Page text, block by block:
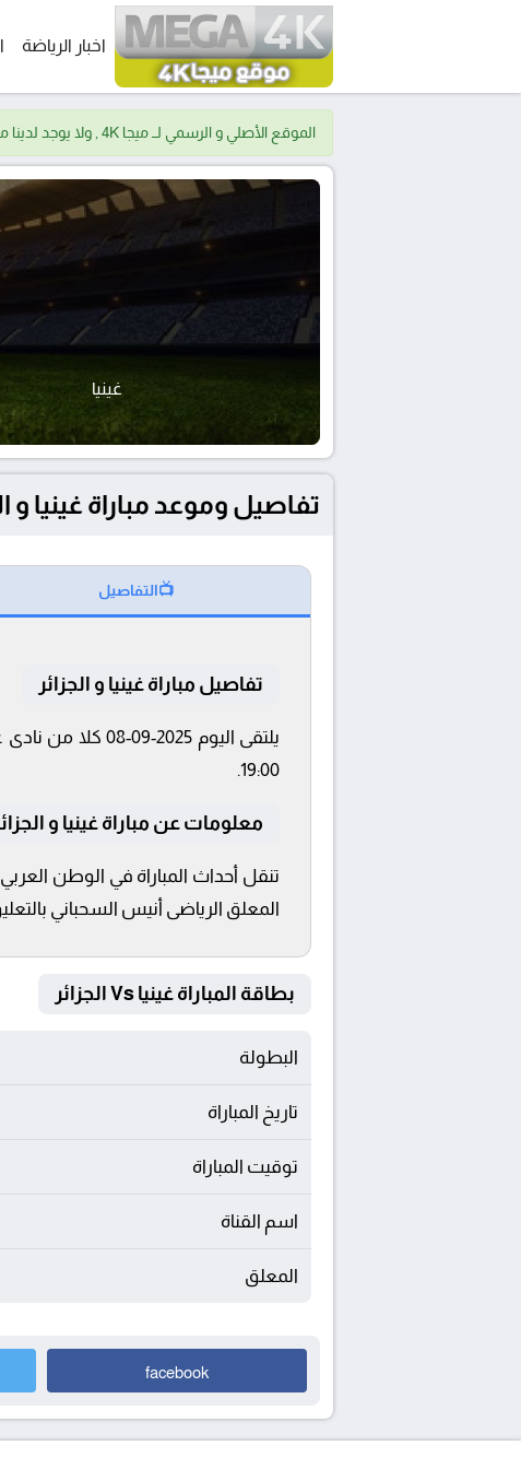
اخبار الرياضة
الموقع الأصلي و الرسمي لــ ميجا 4K , ولا يوجد لدينا موقع اخر.
غينيا
تفاصيل وموعد مباراة غينيا و الجزائر بتاريخ 2025-09-08 في
📺التفاصيل
تفاصيل مباراة غينيا و الجزائر
19:00.
معلومات عن مباراة غينيا و الجزائر 2025-09-
المعلق الرياضى أنيس السحباني بالتعليق
بطاقة المباراة غينيا Vs الجزائر
البطولة
تاريخ المباراة
توقيت المباراة
اسم القناة
المعلق
facebook